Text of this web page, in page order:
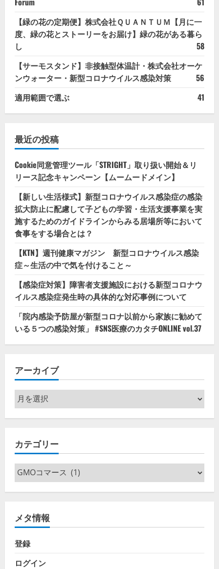
【緑の花の定期便】株式会社ＱＵＡＮＴＵＭ【月に一
度、緑の花とストーリーをお届け】緑の花がある暮ら
し
58
【サーモスタンド】非接触型体温計・株式会社オーケ
ンウォーター・新型コロナウイルス感染対策
56
適用範囲で選ぶ
41
最近の投稿
Cookie同意管理ツール「STRIGHT」取り扱い開始＆リ
リース記念キャンペーン【ムームードメイン】
【新しい生活様式】新型コロナウイルス感染症の感染
拡大防止に配慮して子どもの学習・生活支援事業を実
施するためのガイドラインからみる居場所等において
食事をする場合とは？
【KTN】週刊健康マガジン 新型コロナウイルス感染
症～生活の中で気を付けること～
【感染症対策】障害者支援施設における新型コロナウ
イルス感染症発生時の具体的な対応事例について
「院内感染予防屋が新型コロナ以前から家族に勧めて
いる５つの感染対策」 #SNS医療のカタチONLINE vol.37
アーカイブ
ア
ー
カ
ブ
カテゴリー
カ
テ
ゴ
ー
メタ情報
登録
ログイン